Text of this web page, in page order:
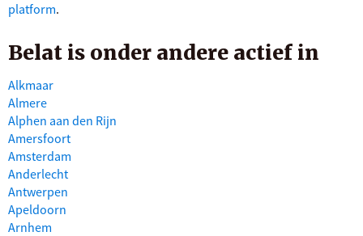
platform.
Belat is onder andere actief in
Alkmaar
Almere
Alphen aan den Rijn
Amersfoort
Amsterdam
Anderlecht
Antwerpen
Apeldoorn
Arnhem